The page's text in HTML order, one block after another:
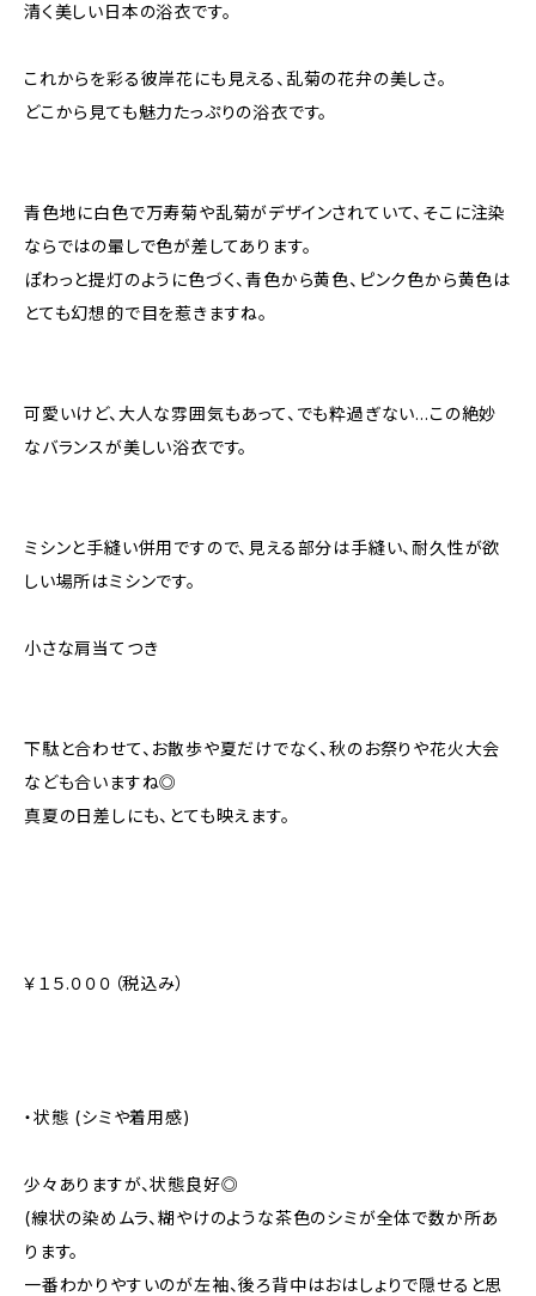
清く美しい日本の浴衣です。
これからを彩る彼岸花にも見える、乱菊の花弁の美しさ。
どこから見ても魅力たっぷりの浴衣です。
青色地に白色で万寿菊や乱菊がデザインされていて、そこに注染
ならではの暈しで色が差してあります。
ぽわっと提灯のように色づく、青色から黄色、ピンク色から黄色は
とても幻想的で目を惹きますね。
可愛いけど、大人な雰囲気もあって、でも粋過ぎない…この絶妙
なバランスが美しい浴衣です。
ミシンと手縫い併用ですので、見える部分は手縫い、耐久性が欲
しい場所はミシンです。
小さな肩当てつき
下駄と合わせて、お散歩や夏だけでなく、秋のお祭りや花火大会
なども合いますね◎
真夏の日差しにも、とても映えます。
￥１５.０００（税込み）
・状態 (シミや着用感)
少々ありますが、状態良好◎
(線状の染めムラ、糊やけのような茶色のシミが全体で数か所あ
ります。
一番わかりやすいのが左袖、後ろ背中はおはしょりで隠せると思